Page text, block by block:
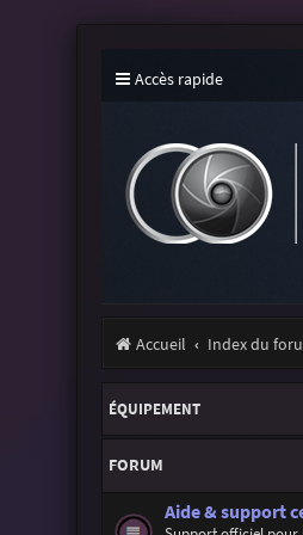
Accès rapide
Accueil Index du
ÉQUIPEMENT
FORUM
Aide & support